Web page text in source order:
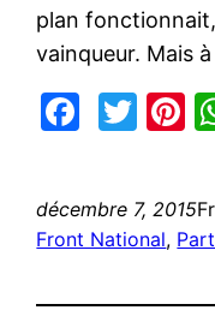
plan
vainqueur. Mais
décembre 7, 2015
Front National,